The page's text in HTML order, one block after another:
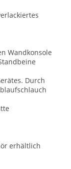
Wandkonsole
Durch
erhältlich